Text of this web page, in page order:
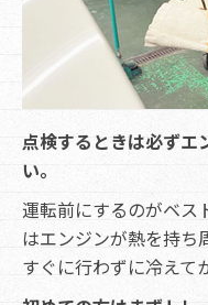
点検するときは必ずエ
い。
運転前にするのがベス
はエンジンが熱を持ち
すぐに行わずに冷えて